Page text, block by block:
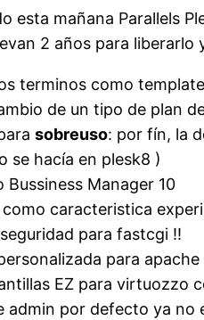
esta mañana Parallels
2 años para liberarlo
terminos como
de un tipo de plan
sobreuso: por fín, la
se hacía en plesk8 )
Bussiness Manager 10
caracteristica
para fastcgi !!
para apache
EZ para virtuozzo
admin por defecto ya